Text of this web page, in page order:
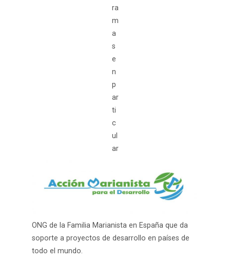
ra
m
a
s
e
n
p
ar
ti
c
ul
ar
ONG de la Familia Marianista en España que da
soporte a proyectos de desarrollo en países de
todo el mundo.